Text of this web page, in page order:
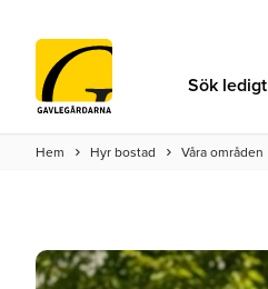
Sök ledigt
Hem Hyr bostad Våra områden